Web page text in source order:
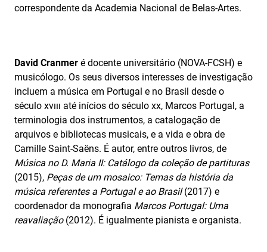
correspondente da Academia Nacional de Belas-Artes.
David Cranmer é docente universitário (NOVA-FCSH) e
musicólogo. Os seus diversos interesses de investigação
incluem a música em Portugal e no Brasil desde o
século xvııı até inícios do século xx, Marcos Portugal, a
terminologia dos instrumentos, a catalogação de
arquivos e bibliotecas musicais, e a vida e obra de
Camille Saint-Saëns. É autor, entre outros livros, de
Música no D. Maria II: Catálogo da coleção de partituras
(2015), Peças de um mosaico: Temas da história da
música referentes a Portugal e ao Brasil(2017) e
coordenador da monografia Marcos Portugal: Uma
reavaliação(2012). É igualmente pianista e organista.